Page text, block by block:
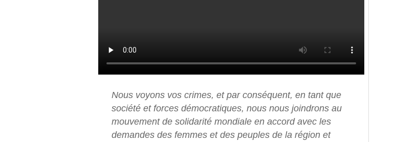
Nous voyons vos crimes, et par conséquent, en tant que
société et forces démocratiques, nous nous joindrons au
mouvement de solidarité mondiale en accord avec les
demandes des femmes et des peuples de la région et